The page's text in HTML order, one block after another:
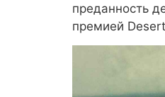
преданность
премией